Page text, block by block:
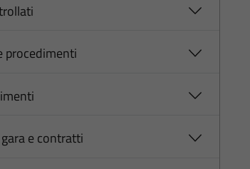
procedimenti
e contratti